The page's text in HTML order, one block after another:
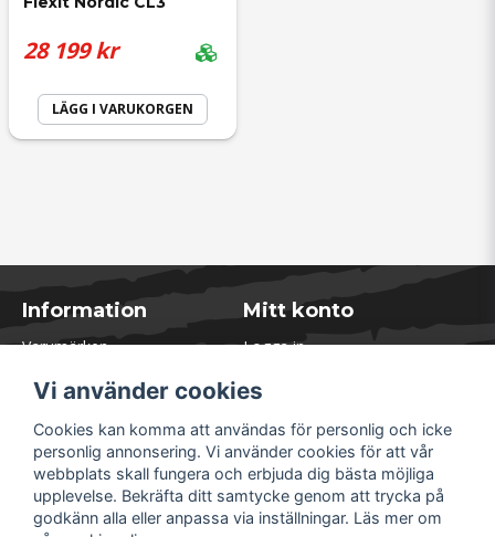
28 199 kr
LÄGG I VARUKORGEN
Information
Varumärken
Kontakta oss
Öppettider Lager
Om Soliduct
Soliduct & Ventilation.se
Informationssidor
Returer
Mitt konto
Logga in
Glömt lösenord?
Vi använder cookies
Cookies kan komma att användas för personlig och icke
personlig annonsering. Vi använder cookies för att vår
webbplats skall fungera och erbjuda dig bästa möjliga
upplevelse. Bekräfta ditt samtycke genom att trycka på
godkänn alla eller anpassa via inställningar. Läs mer om